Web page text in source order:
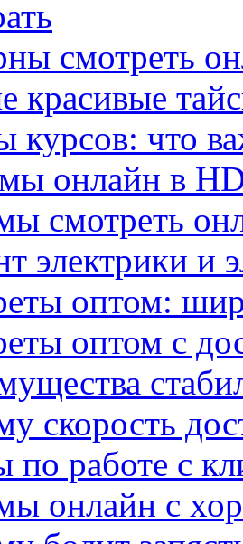
смотреть
красивые
курсов: что
онлайн в
смотреть
электрики и
оптом:
оптом с
скорость
по работе с
онлайн с